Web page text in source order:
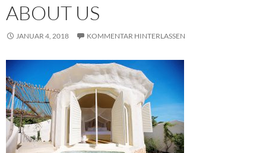
ABOUT US
JANUAR 4, 2018 KOMMENTAR HINTERLASSEN